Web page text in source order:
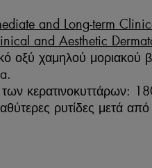
and Long-term
and Aesthetic
οξύ χαμηλού
κερατινοκυττάρων:
ρυτίδες μετά